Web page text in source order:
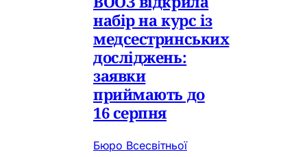
набір на курс із
медсестринських
досліджень:
заявки
приймають до
16 серпня
Бюро Всесвітньої